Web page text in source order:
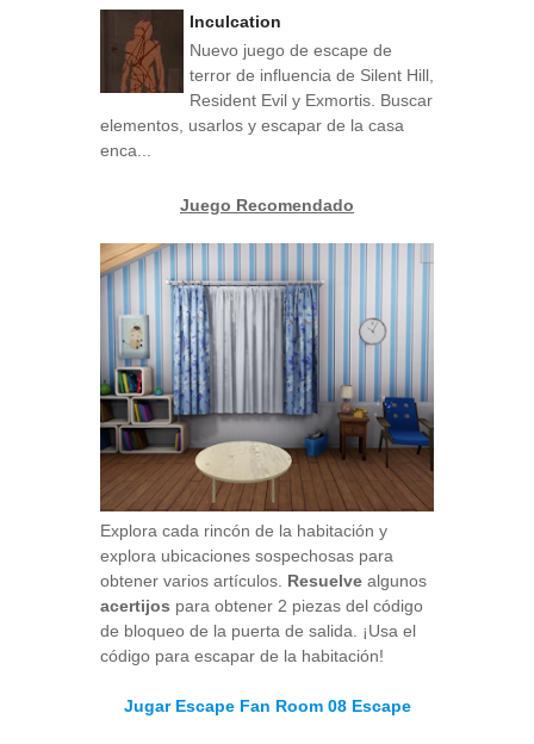
Inculcation
Nuevo juego de escape de
terror de influencia de Silent Hill,
Resident Evil y Exmortis. Buscar
elementos, usarlos y escapar de la casa
enca...
Juego Recomendado
Explora cada rincón de la habitación y
explora ubicaciones sospechosas para
obtener varios artículos. Resuelve algunos
acertijos para obtener 2 piezas del código
de bloqueo de la puerta de salida. ¡Usa el
código para escapar de la habitación!
Jugar Escape Fan Room 08 Escape